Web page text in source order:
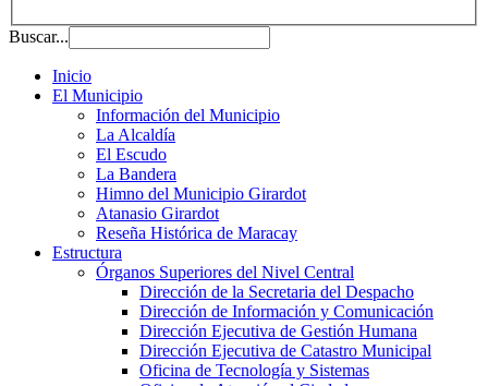
Buscar...
Inicio
El Municipio
Información del Municipio
La Alcaldía
El Escudo
La Bandera
Himno del Municipio Girardot
Atanasio Girardot
Reseña Histórica de Maracay
Estructura
Órganos Superiores del Nivel Central
Dirección de la Secretaria del Despacho
Dirección de Información y Comunicación
Dirección Ejecutiva de Gestión Humana
Dirección Ejecutiva de Catastro Municipal
Oficina de Tecnología y Sistemas